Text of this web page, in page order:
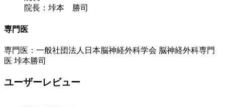
院長：垰本 勝司
専門医
専門医：一般社団法人日本脳神経外科学会 脳神経外科専門
医 垰本勝司
ユーザーレビュー